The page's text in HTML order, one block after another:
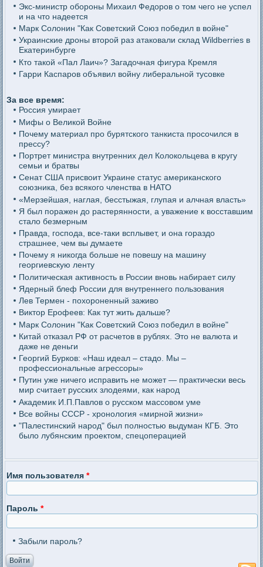
Экс-министр обороны Михаил Федоров о том чего не успел
и на что надеется
Марк Солонин "Как Советский Союз победил в войне"
Украинские дроны второй раз атаковали склад Wildberries в
Екатеринбурге
Кто такой «Пал Лаич»? Загадочная фигура Кремля
Гарри Каспаров объявил войну либеральной тусовке
За все время:
Россия умирает
Мифы о Великой Войне
Почему материал про бурятского танкиста просочился в
прессу?
Портрет министра внутренних дел Колокольцева в кругу
семьи и братвы
Сенат США присвоит Украине статус американского
союзника, без всякого членства в НАТО
«Мерзейшая, наглая, бесстыжая, глупая и алчная власть»
Я был поражен до растерянности, а уважение к восставшим
стало безмерным
Правда, господа, все-таки всплывет, и она гораздо
страшнее, чем вы думаете
Почему я никогда больше не повешу на машину
георгиевскую ленту
Политическая активность в России вновь набирает силу
Ядерный блеф России для внутреннего пользования
Лев Термен - похороненный заживо
Виктор Ерофеев: Как тут жить дальше?
Марк Солонин "Как Советский Союз победил в войне"
Китай отказал РФ от расчетов в рублях. Это не валюта и
даже не деньги
Георгий Бурков: «Наш идеал – стадо. Мы –
профессиональные агрессоры»
Путин уже ничего исправить не может — практически весь
мир считает русских злодеями, как народ
Академик И.П.Павлов о русском массовом уме
Все войны СССР - хронология «мирной жизни»
"Палестинский народ" был полностью выдуман КГБ. Это
было лубянским проектом, спецоперацией
Имя пользователя*
Пароль*
Забыли пароль?